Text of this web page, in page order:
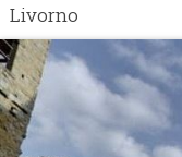
Livorno